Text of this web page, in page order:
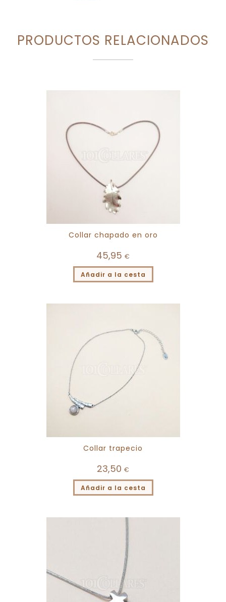
PRODUCTOS RELACIONADOS
Collar chapado en oro
45,95 €
Añadir a la cesta
Collar trapecio
23,50 €
Añadir a la cesta